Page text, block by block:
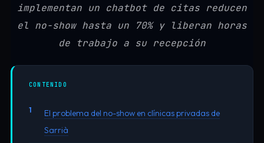
implementan un chatbot de citas reducen
el no-show hasta un 70% y liberan horas
de trabajo a su recepción
CONTENIDO
El problema del no-show en clínicas privadas de
Sarrià